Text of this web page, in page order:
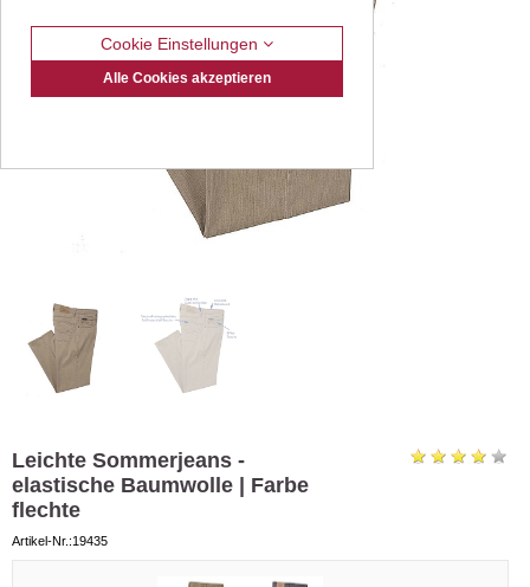
Leichte Sommerjeans -
elastische Baumwolle | Farbe
flechte
Artikel-Nr.:19435
Cookie Einstellungen
Alle Cookies akzeptieren